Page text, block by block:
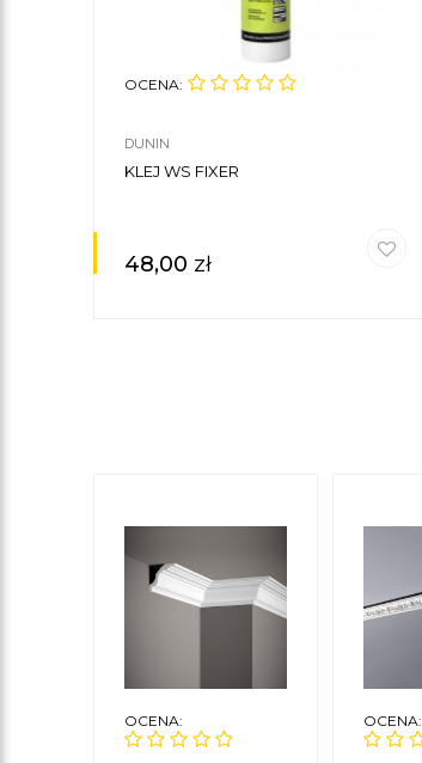
OCENA:
DUNIN
KLEJ WS FIXER
48,00 zł
OCENA: OCENA: